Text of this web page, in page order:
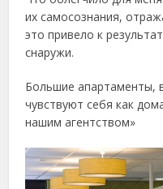
их самосознания,
это привело к
снаружи.
Большие апартаменты,
чувствуют себя как
нашим агентством»